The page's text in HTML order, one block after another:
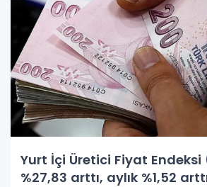
Yurt İçi Üretici Fiyat Endeksi
%27,83 arttı, aylık %1,52